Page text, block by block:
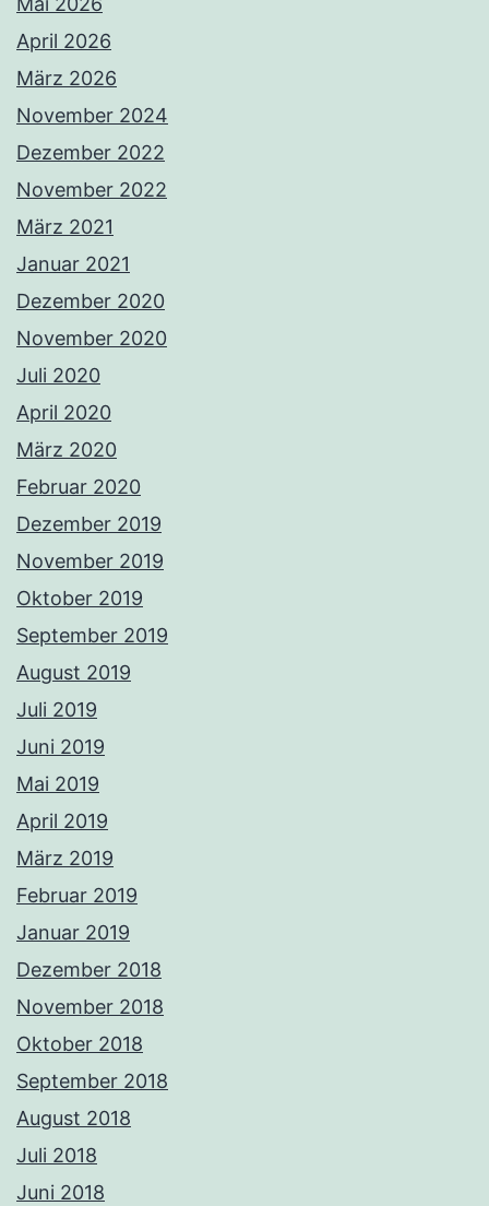
April 2026
März 2026
November 2024
Dezember 2022
November 2022
März 2021
Januar 2021
Dezember 2020
November 2020
Juli 2020
April 2020
März 2020
Februar 2020
Dezember 2019
November 2019
Oktober 2019
September 2019
August 2019
Juli 2019
Juni 2019
Mai 2019
April 2019
März 2019
Februar 2019
Januar 2019
Dezember 2018
November 2018
Oktober 2018
September 2018
August 2018
Juli 2018
Juni 2018